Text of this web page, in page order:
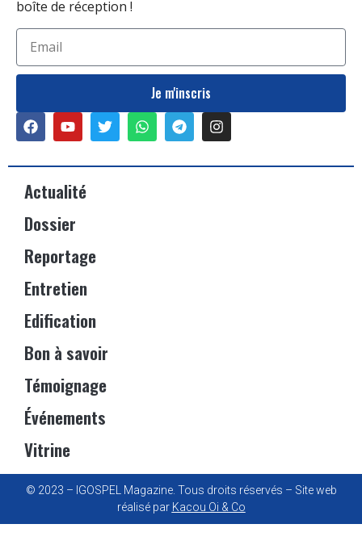
boîte de réception !
Je m'inscris
Actualité
Dossier
Reportage
Entretien
Edification
Bon à savoir
Témoignage
Événements
Vitrine
© 2023 – IGOSPEL Magazine. Tous droits réservés – Site web
réalisé par Kacou Oi & Co